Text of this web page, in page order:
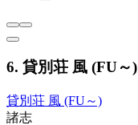
6. 貸別荘 風 (FU～)
貸別荘 風 (FU～)
諸志